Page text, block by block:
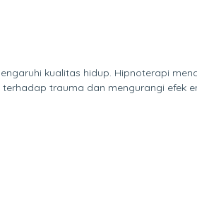
kualitas hidup. Hipnoterapi
trauma dan mengurangi efek